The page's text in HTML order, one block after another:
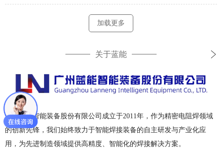
询正常值守，同步项目进度保障，附厂家电话、微
信、地址全套联系方式，设备故障可随时对接处理。
加载更多
关于蓝能
广州蓝能智能装备股份有限公司成立于2011年，作为精密电阻焊领域
的创新先锋，我们始终致力于智能焊接装备的自主研发与产业化应
用，为先进制造领域提供高精度、智能化的焊接解决方案。